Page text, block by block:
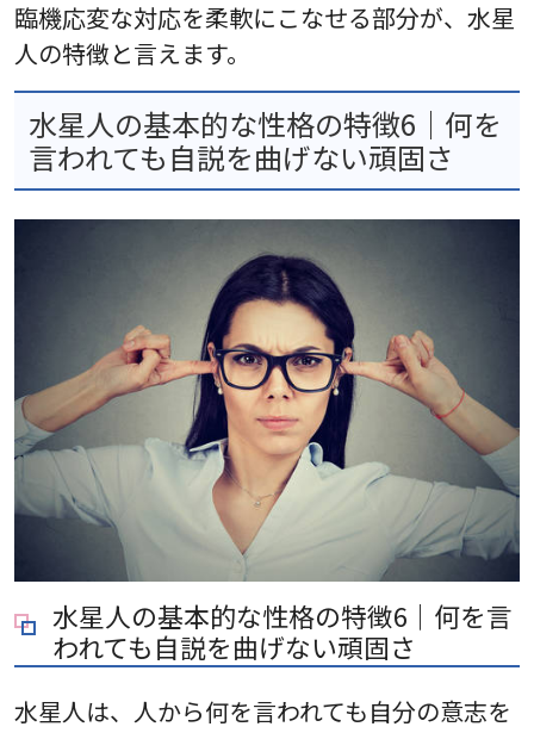
臨機応変な対応を柔軟にこなせる部分が、水星
人の特徴と言えます。
水星人の基本的な性格の特徴6｜何を
言われても自説を曲げない頑固さ
水星人の基本的な性格の特徴6｜何を言
われても自説を曲げない頑固さ
水星人は、人から何を言われても自分の意志を